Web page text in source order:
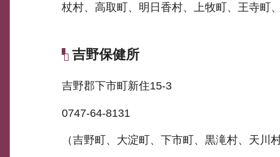
杖村、高取町、明日香村、上牧町、王寺町
吉野保健所
吉野郡下市町新住15-3
0747-64-8131
（吉野町、大淀町、下市町、黒滝村、天川